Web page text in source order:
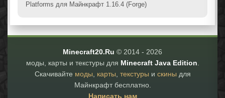
Platforms для Майнкрафт 1.16.4 (Forge)
Minecraft20.Ru © 2014 - 2026
моды, карты и текстуры для Minecraft Java Edition.
Скачивайте моды, карты, текстуры и скины для
Майнкрафт бесплатно.
Написать нам